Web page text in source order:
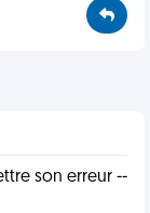
son erreur --